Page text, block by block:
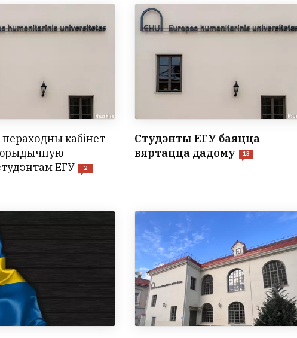
кабінет
ЕГУ
2
Студэнты ЕГУ баяцца
вяртацца дадому
13